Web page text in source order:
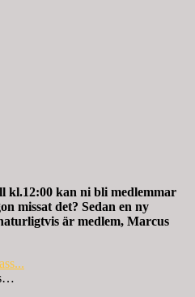
kl.12:00 kan ni bli medlemmar
missat det? Sedan en ny
är medlem, Marcus